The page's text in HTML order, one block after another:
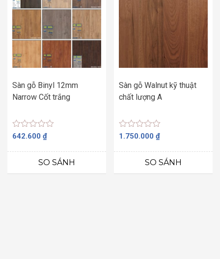
Sàn gỗ Binyl 12mm
Narrow Cốt trắng
Được
hạng
sao
642.600 ₫
SO SÁNH
Sàn gỗ Walnut kỹ thuật
chất lượng A
Được
hạng
sao
1.750.000₫
SO SÁNH